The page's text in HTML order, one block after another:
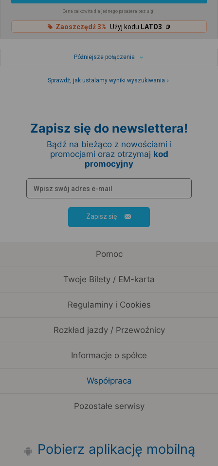
Cena całkowita dla jednego pasażera bez ulgi
Zaoszczędź 3% Użyj kodu LATO3
Późniejsze połączenia
Sprawdź, jak ustalamy wyniki wyszukiwania
Zapisz się do newslettera!
Bądź na bieżąco z nowościami i
promocjami oraz otrzymaj kod
promocyjny
Zapisz się
Pomoc
Twoje Bilety / EM-karta
Regulaminy i Cookies
Rozkład jazdy / Przewoźnicy
Informacje o spółce
Współpraca
Pozostałe serwisy
Pobierz aplikację mobilną